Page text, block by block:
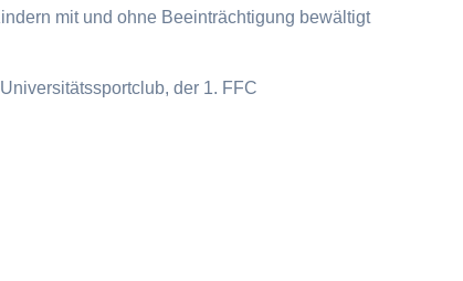
mit und ohne Beeinträchtigung bewältigt
der 1. FFC